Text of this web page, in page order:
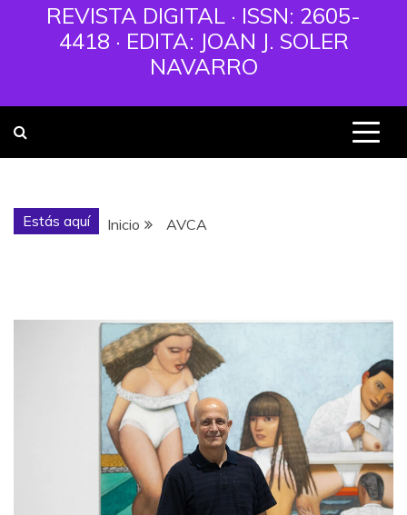
REVISTA DIGITAL · ISSN: 2605-
4418 · EDITA: JOAN J. SOLER
NAVARRO
Estás aquí Inicio AVCA